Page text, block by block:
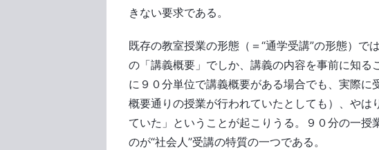
きない要求である。
既存の教室授業の形態（＝“通学受講”の形態）で
の「講義概要」でしか、講義の内容を事前に知る
に９０分単位で講義概要がある場合でも、実際に
概要通りの授業が行われていたとしても）、やは
ていた」ということが起こりうる。９０分の一授
のが“社会人”受講の特質の一つである。